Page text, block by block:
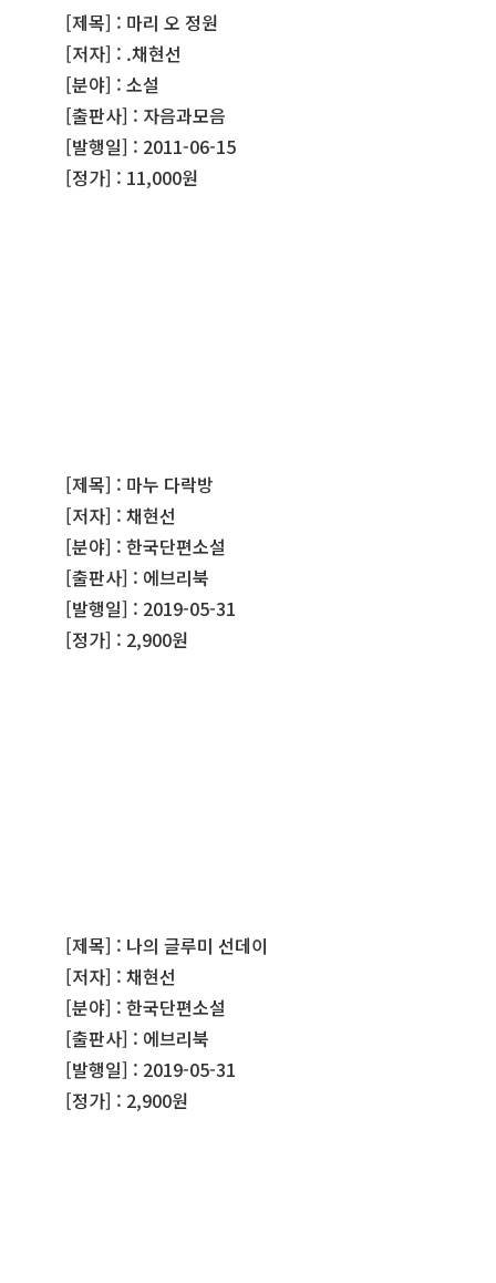
[제목] : 마리 오 정원
[저자] : .채현선
[분야] : 소설
[출판사] : 자음과모음
[발행일] : 2011-06-15
[정가] : 11,000원
[제목] : 마누 다락방
[저자] : 채현선
[분야] : 한국단편소설
[출판사] : 에브리북
[발행일] : 2019-05-31
[정가] : 2,900원
[제목] : 나의 글루미 선데이
[저자] : 채현선
[분야] : 한국단편소설
[출판사] : 에브리북
[발행일] : 2019-05-31
[정가] : 2,900원